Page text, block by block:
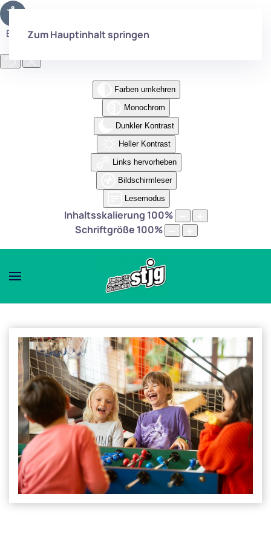
Eingabehilfen öffnen
Farben umkehren
Monochrom
Dunkler Kontrast
Heller Kontrast
Links hervorheben
Bildschirmleser
Lesemodus
Inhaltsskalierung 100%
Schriftgröße 100%
Zum Hauptinhalt springen